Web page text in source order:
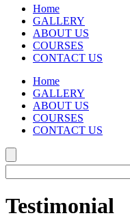
Home
GALLERY
ABOUT US
COURSES
CONTACT US
Home
GALLERY
ABOUT US
COURSES
CONTACT US
Testimonial